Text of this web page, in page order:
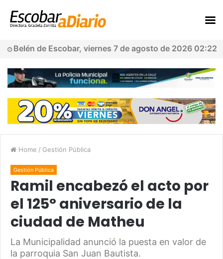
Belén de Escobar, viernes 7 de agosto de 2026 02:22
Home / Gestión Pública
Gestión Pública
Ramil encabezó el acto por
el 125° aniversario de la
ciudad de Matheu
La Municipalidad anunció la puesta en valor de
la parroquia San Juan Bautista.